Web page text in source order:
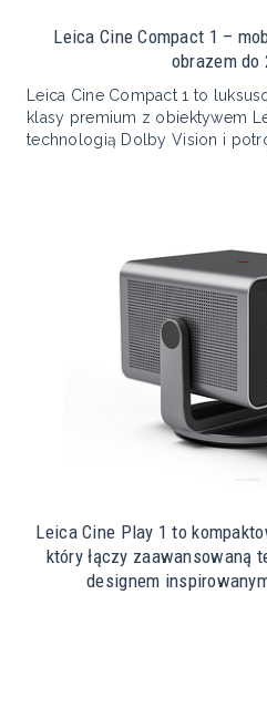
Leica Cine Compact 1 –
obrazem do
Leica Cine Compact 1 to
klasy premium z obiektywem
technologią Dolby Vision i
Leica Cine Play 1 to
który łączy zaawansowaną
designem